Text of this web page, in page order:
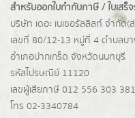
สำหรับออกใบกำกับภาษี / ใบเสร็จ
บริษัท เดอะ เนเชอรัลลิสท์ จำกัด
เลขที่ 80/12-13 หมู่ที่ 4 ตำบลบ
อำเภอปากเกร็ด จังหวัดนนทบุรี
รหัสไปรษณีย์ 11120
เลขผู้เสียภาษี 012 556 303
โทร 02-3340784